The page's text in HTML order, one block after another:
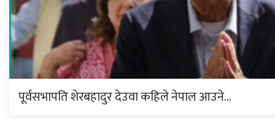
पूर्वसभापति शेरबहादुर देउवा कहिले नेपाल आउने…